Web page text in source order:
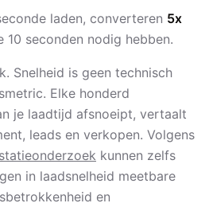
laden, converteren 5x
10 seconden nodig hebben.
Snelheid is geen technisch
Elke honderd
je laadtijd afsnoeipt, vertaalt
leads en verkopen. Volgens
kunnen zelfs
in laadsnelheid meetbare
en